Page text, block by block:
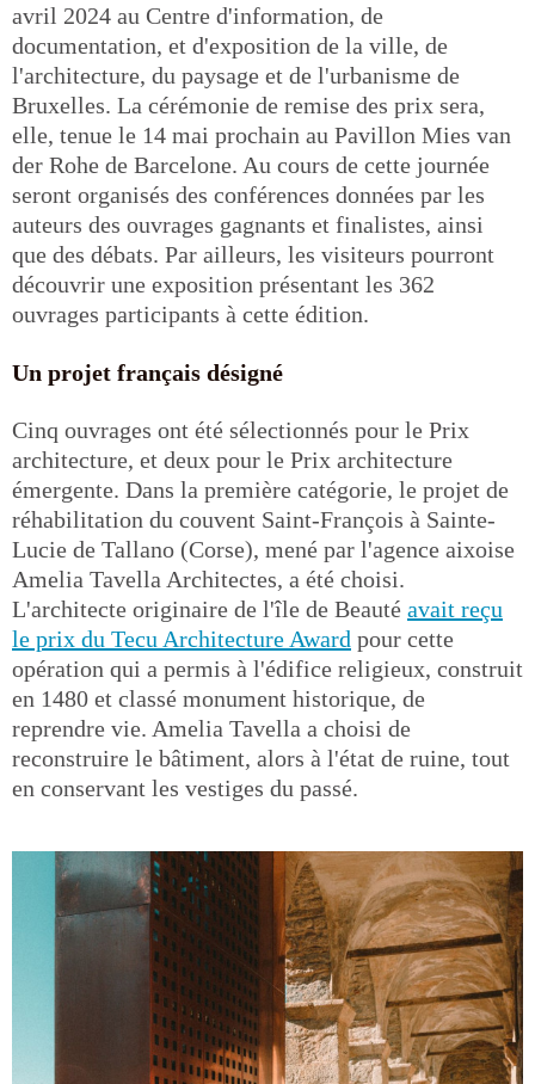
avril 2024 au Centre d'information, de
documentation, et d'exposition de la ville, de
l'architecture, du paysage et de l'urbanisme de
Bruxelles. La cérémonie de remise des prix sera,
elle, tenue le 14 mai prochain au Pavillon Mies van
der Rohe de Barcelone. Au cours de cette journée
seront organisés des conférences données par les
auteurs des ouvrages gagnants et finalistes, ainsi
que des débats. Par ailleurs, les visiteurs pourront
découvrir une exposition présentant les 362
ouvrages participants à cette édition.
Un projet français désigné
Cinq ouvrages ont été sélectionnés pour le Prix
architecture, et deux pour le Prix architecture
émergente. Dans la première catégorie, le projet de
réhabilitation du couvent Saint-François à Sainte-
Lucie de Tallano (Corse), mené par l'agence aixoise
Amelia Tavella Architectes, a été choisi.
L'architecte originaire de l'île de Beauté avait reçu
le prix du Tecu Architecture Award pour cette
opération qui a permis à l'édifice religieux, construit
en 1480 et classé monument historique, de
reprendre vie. Amelia Tavella a choisi de
reconstruire le bâtiment, alors à l'état de ruine, tout
en conservant les vestiges du passé.